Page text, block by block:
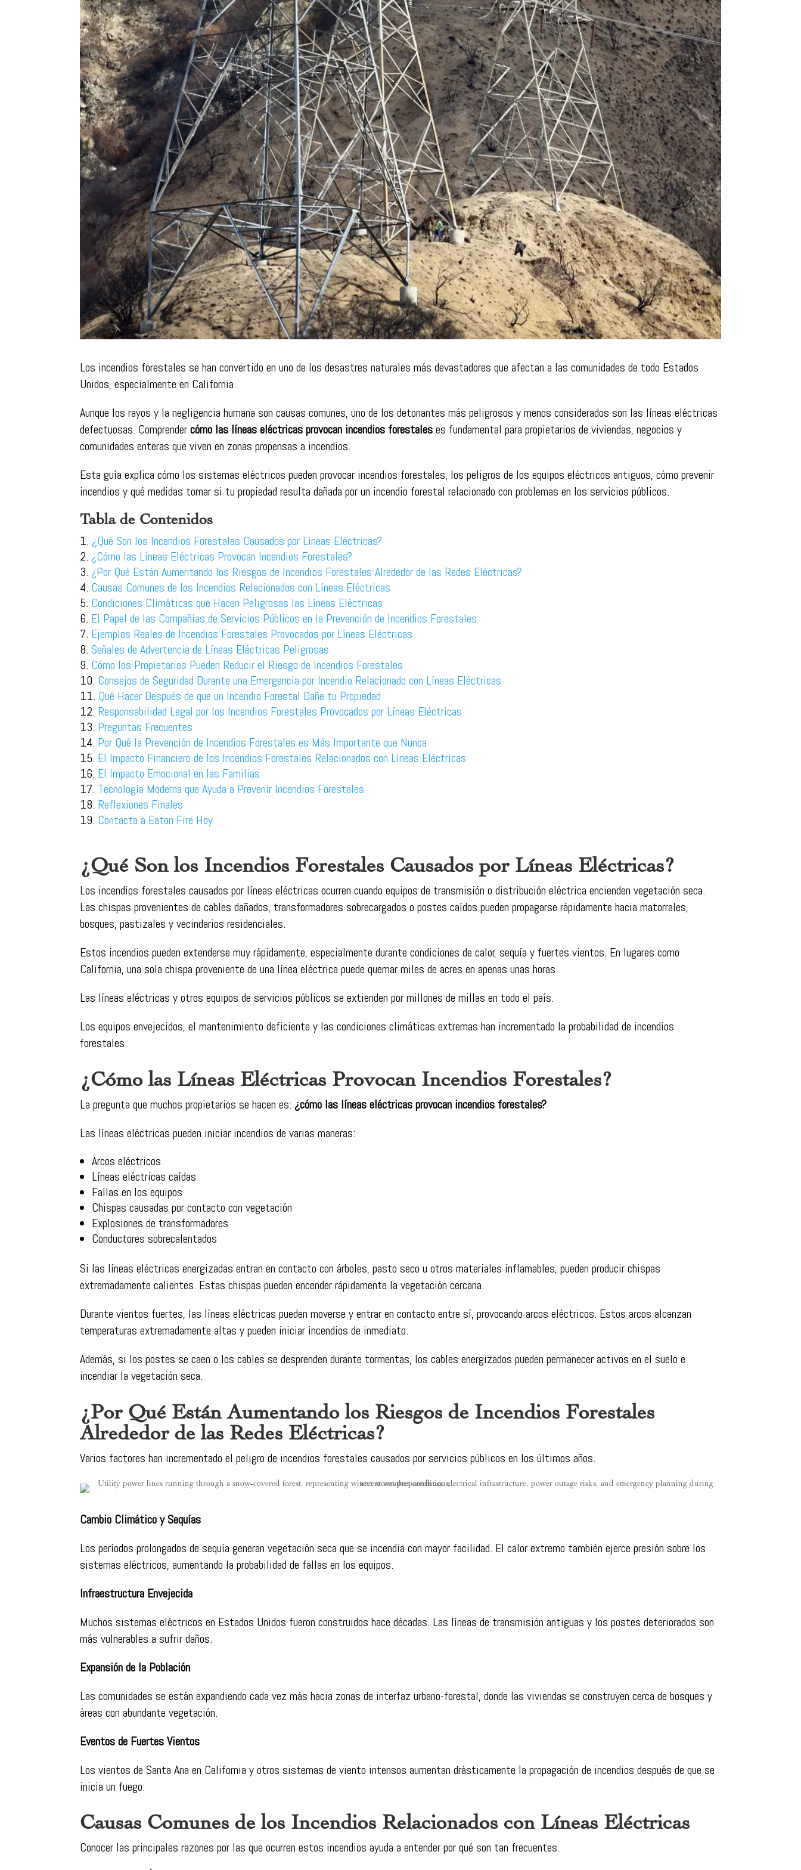
Los incendios forestales se han convertido en uno de los desastres naturales más devastadores que afectan a las comunidades de todo Estados
Unidos, especialmente en California.
Aunque los rayos y la negligencia humana son causas comunes, uno de los detonantes más peligrosos y menos considerados son las líneas eléctricas
defectuosas. Comprender cómo las líneas eléctricas provocan incendios forestales es fundamental para propietarios de viviendas, negocios y
comunidades enteras que viven en zonas propensas a incendios.
Esta guía explica cómo los sistemas eléctricos pueden provocar incendios forestales, los peligros de los equipos eléctricos antiguos, cómo prevenir
incendios y qué medidas tomar si tu propiedad resulta dañada por un incendio forestal relacionado con problemas en los servicios públicos.
Tabla de Contenidos
¿Qué Son los Incendios Forestales Causados por Líneas Eléctricas?
¿Cómo las Líneas Eléctricas Provocan Incendios Forestales?
¿Por Qué Están Aumentando los Riesgos de Incendios Forestales Alrededor de las Redes Eléctricas?
Causas Comunes de los Incendios Relacionados con Líneas Eléctricas
Condiciones Climáticas que Hacen Peligrosas las Líneas Eléctricas
El Papel de las Compañías de Servicios Públicos en la Prevención de Incendios Forestales
Ejemplos Reales de Incendios Forestales Provocados por Líneas Eléctricas
Señales de Advertencia de Líneas Eléctricas Peligrosas
Cómo los Propietarios Pueden Reducir el Riesgo de Incendios Forestales
Consejos de Seguridad Durante una Emergencia por Incendio Relacionado con Líneas Eléctricas
Qué Hacer Después de que un Incendio Forestal Dañe tu Propiedad
Responsabilidad Legal por los Incendios Forestales Provocados por Líneas Eléctricas
Preguntas Frecuentes
Por Qué la Prevención de Incendios Forestales es Más Importante que Nunca
El Impacto Financiero de los Incendios Forestales Relacionados con Líneas Eléctricas
El Impacto Emocional en las Familias
Tecnología Moderna que Ayuda a Prevenir Incendios Forestales
Reflexiones Finales
Contacta a Eaton Fire Hoy
¿Qué Son los Incendios Forestales Causados por Líneas Eléctricas?
Los incendios forestales causados por líneas eléctricas ocurren cuando equipos de transmisión o distribución eléctrica encienden vegetación seca.
Las chispas provenientes de cables dañados, transformadores sobrecargados o postes caídos pueden propagarse rápidamente hacia matorrales,
bosques, pastizales y vecindarios residenciales.
Estos incendios pueden extenderse muy rápidamente, especialmente durante condiciones de calor, sequía y fuertes vientos. En lugares como
California, una sola chispa proveniente de una línea eléctrica puede quemar miles de acres en apenas unas horas.
Las líneas eléctricas y otros equipos de servicios públicos se extienden por millones de millas en todo el país.
Los equipos envejecidos, el mantenimiento deficiente y las condiciones climáticas extremas han incrementado la probabilidad de incendios
forestales.
¿Cómo las Líneas Eléctricas Provocan Incendios Forestales?
La pregunta que muchos propietarios se hacen es: ¿cómo las líneas eléctricas provocan incendios forestales?
Las líneas eléctricas pueden iniciar incendios de varias maneras:
Arcos eléctricos
Líneas eléctricas caídas
Fallas en los equipos
Chispas causadas por contacto con vegetación
Explosiones de transformadores
Conductores sobrecalentados
Si las líneas eléctricas energizadas entran en contacto con árboles, pasto seco u otros materiales inflamables, pueden producir chispas
extremadamente calientes. Estas chispas pueden encender rápidamente la vegetación cercana.
Durante vientos fuertes, las líneas eléctricas pueden moverse y entrar en contacto entre sí, provocando arcos eléctricos. Estos arcos alcanzan
temperaturas extremadamente altas y pueden iniciar incendios de inmediato.
Además, si los postes se caen o los cables se desprenden durante tormentas, los cables energizados pueden permanecer activos en el suelo e
incendiar la vegetación seca.
¿Por Qué Están Aumentando los Riesgos de Incendios Forestales
Alrededor de las Redes Eléctricas?
Varios factores han incrementado el peligro de incendios forestales causados por servicios públicos en los últimos años.
Cambio Climático y Sequías
Los períodos prolongados de sequía generan vegetación seca que se incendia con mayor facilidad. El calor extremo también ejerce presión sobre los
sistemas eléctricos, aumentando la probabilidad de fallas en los equipos.
Infraestructura Envejecida
Muchos sistemas eléctricos en Estados Unidos fueron construidos hace décadas. Las líneas de transmisión antiguas y los postes deteriorados son
más vulnerables a sufrir daños.
Expansión de la Población
Las comunidades se están expandiendo cada vez más hacia zonas de interfaz urbano-forestal, donde las viviendas se construyen cerca de bosques y
áreas con abundante vegetación.
Eventos de Fuertes Vientos
Los vientos de Santa Ana en California y otros sistemas de viento intensos aumentan drásticamente la propagación de incendios después de que se
inicia un fuego.
Causas Comunes de los Incendios Relacionados con Líneas Eléctricas
Conocer las principales razones por las que ocurren estos incendios ayuda a entender por qué son tan frecuentes.